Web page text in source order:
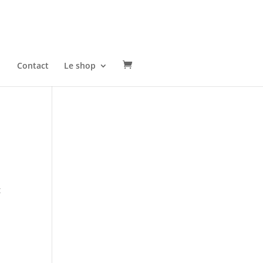
Contact Le shop